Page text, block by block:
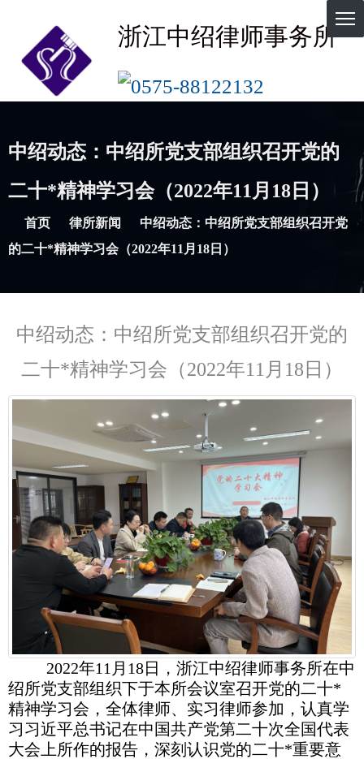
浙江中绍律师事务所
0575-88122132
中绍动态：中绍所党支部组织召开党的
二十*精神学习会（2022年11月18日）
首页 律所新闻
中绍动态：中绍所党支部组织召开党
的二十*精神学习会（2022年11月18日）
中绍动态：中绍所党支部组织召开党的
二十*精神学习会（2022年11月18日）
2022年11月18日，浙江中绍律师事务所在中
绍所党支部组织下于本所会议室召开党的二十*
精神学习会，全体律师、实习律师参加，认真学
习习近平总书记在中国共产党第二十次全国代表
大会上所作的报告，深刻认识党的二十*重要意